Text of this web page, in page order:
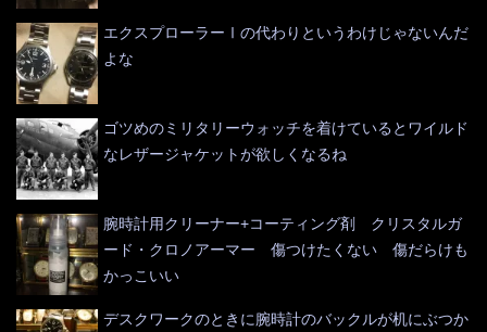
エクスプローラーⅠの代わりというわけじゃないんだ
よな
ゴツめのミリタリーウォッチを着けているとワイルド
なレザージャケットが欲しくなるね
腕時計用クリーナー+コーティング剤 クリスタルガ
ード・クロノアーマー 傷つけたくない 傷だらけも
かっこいい
デスクワークのときに腕時計のバックルが机にぶつか